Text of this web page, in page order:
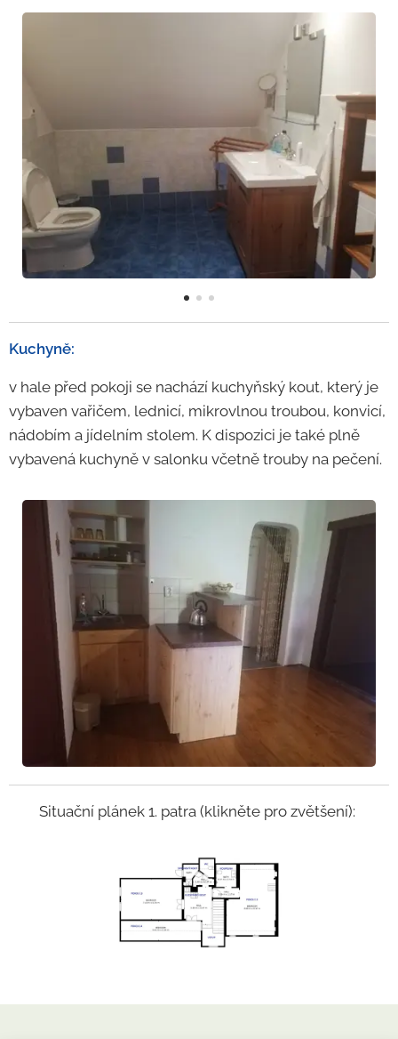
Kuchyně:
v hale před pokoji se nachází kuchyňský kout, který je
vybaven vařičem, lednicí, mikrovlnou troubou, konvicí,
nádobím a jídelním stolem. K dispozici je také plně
vybavená kuchyně v salonku včetně trouby na pečení.
Situační plánek 1. patra (klikněte pro zvětšení):